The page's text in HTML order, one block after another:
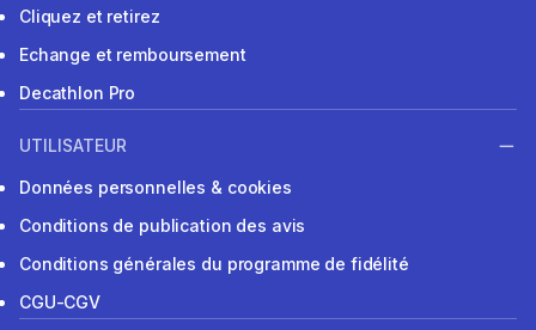
Cliquez et retirez
Echange et remboursement
Decathlon Pro
UTILISATEUR
Données personnelles & cookies
Conditions de publication des avis
Conditions générales du programme de fidélité
CGU-CGV